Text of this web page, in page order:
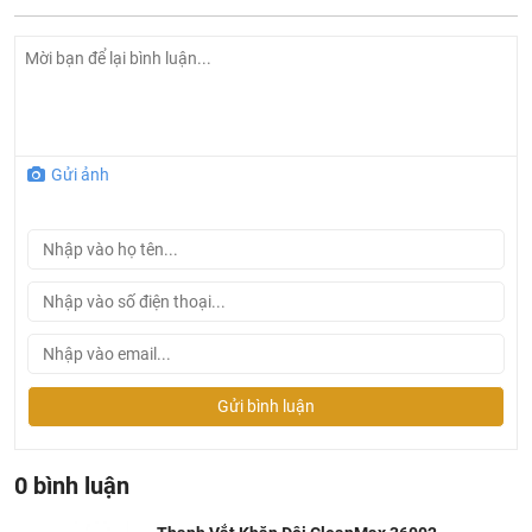
Tên sản phẩm :
Chất liệu chủ yếu : Đồng
Công nghệ : Châu Âu
Gửi ảnh
Gửi bình luận
0 bình luận